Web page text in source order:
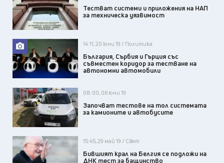
Тестват системи и приложения на НАП
за техническа уязвимост
14:11, 20 юни 19 / Политика
България, Сърбия и Гърция със
съвместен коридор за тестване на
автономни автомобили
08:00, 06 юни 19
Започват тестове на тол системата
за камионите и автобусите
15:45, 29 май 19 / Свят
Бившият крал на Белгия се подложи на
ДНК тест за бащинство